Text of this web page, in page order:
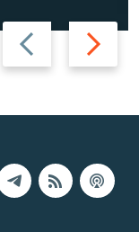
Назад Вперед